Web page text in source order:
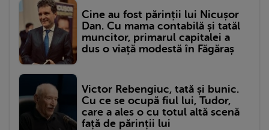
Cine au fost părinții lui Nicușor
Dan. Cu mama contabilă și tatăl
muncitor, primarul capitalei a
dus o viață modestă în Făgăraș
Victor Rebengiuc, tată și bunic.
Cu ce se ocupă fiul lui, Tudor,
care a ales o cu totul altă scenă
față de părinții lui